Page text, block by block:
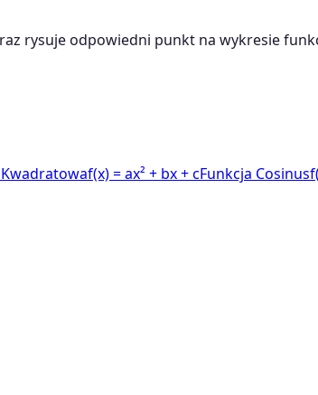
rysuje odpowiedni punkt na wykresie
f(x) = ax² + bx + cFunkcja Cosinus